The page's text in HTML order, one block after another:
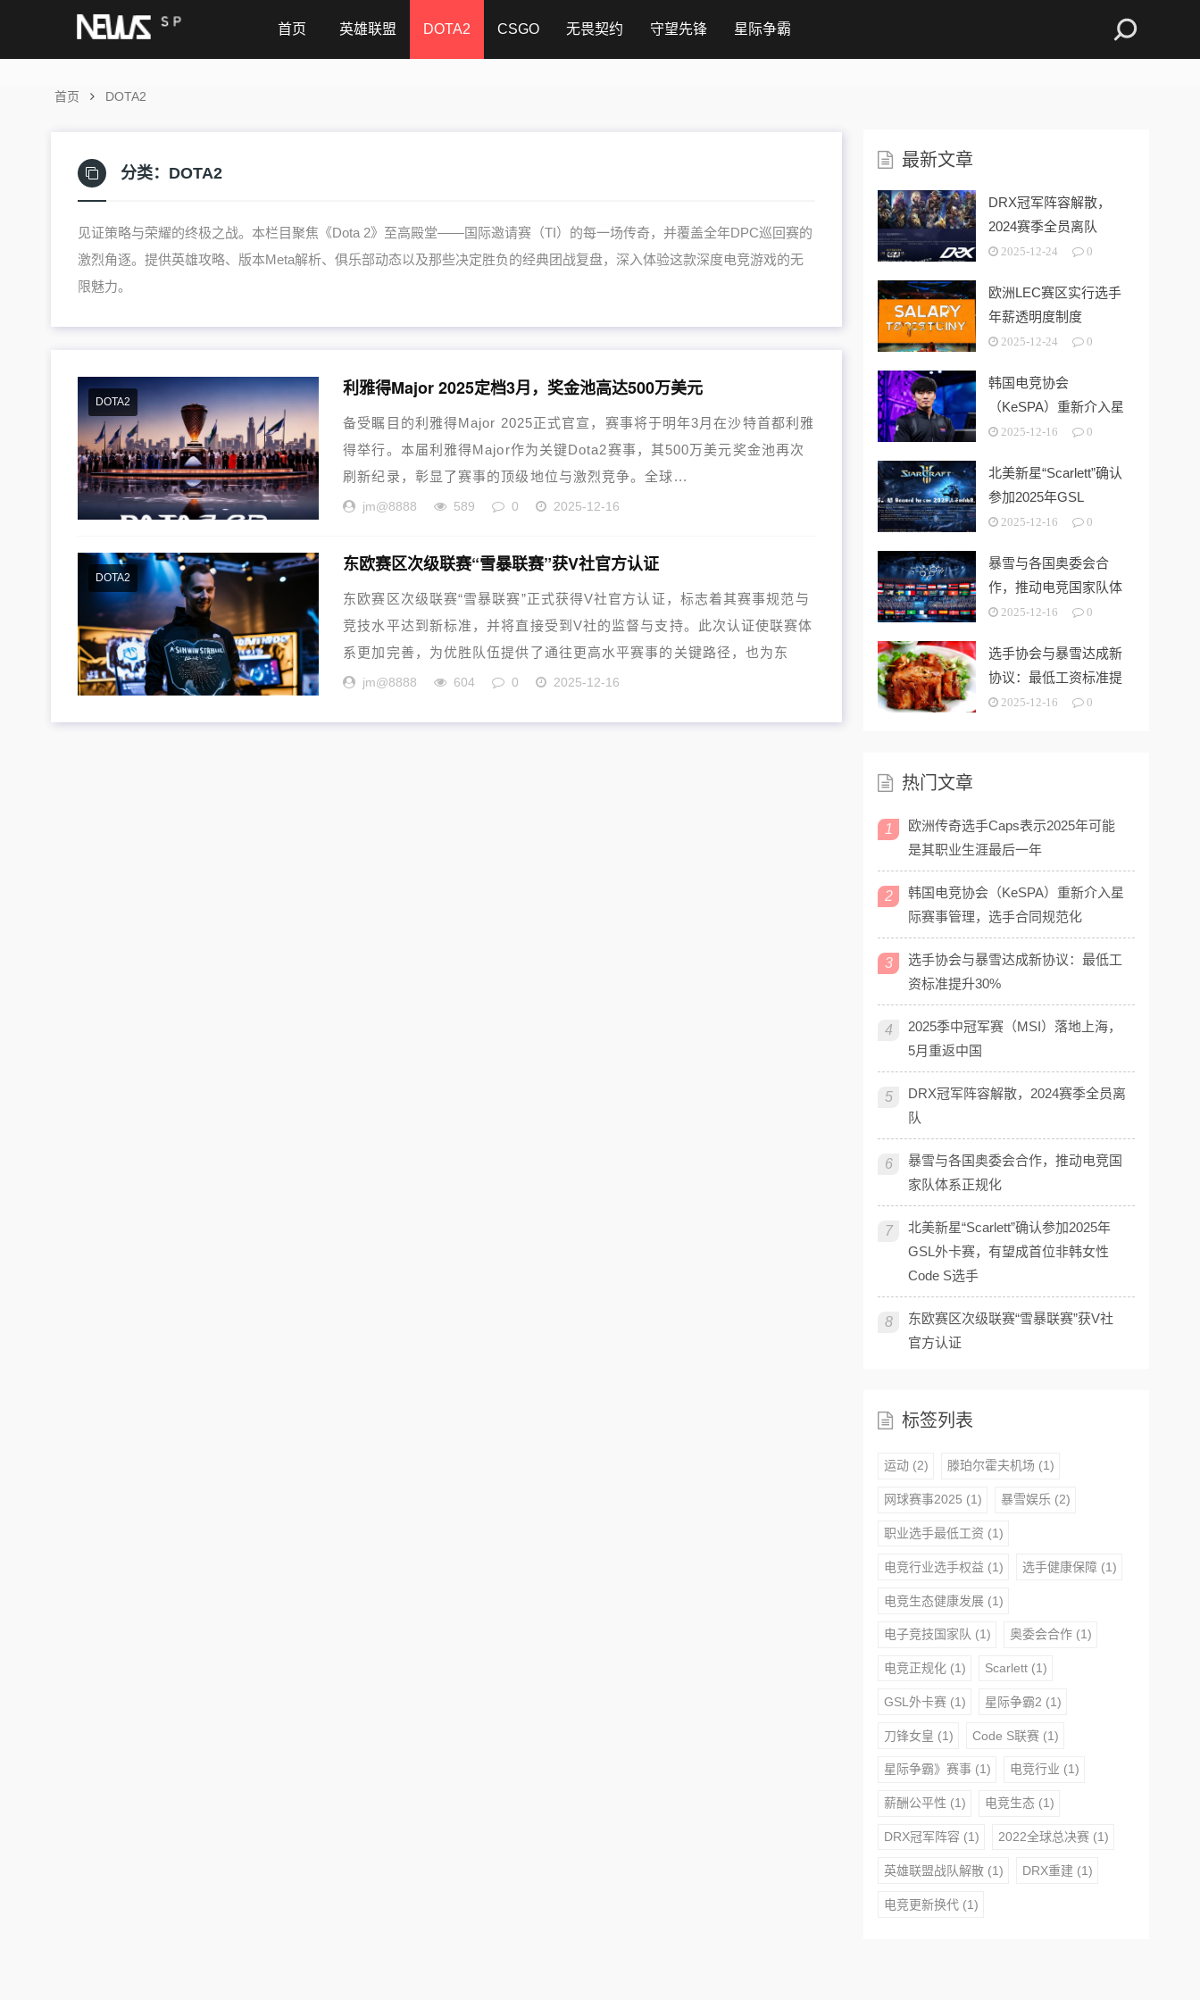
首页 英雄联盟 DOTA2 CSGO 无畏契约 守望先锋 星际争霸
首页 DOTA2
分类： DOTA2
见证策略与荣耀的终极之战。本栏目聚焦《Dota 2》至高殿堂——国际邀请赛（TI）的每一场传奇，并覆盖全年DPC巡回赛的
激烈角逐。提供英雄攻略、版本Meta解析、俱乐部动态以及那些决定胜负的经典团战复盘，深入体验这款深度电竞游戏的无
限魅力。
DOTA2
利雅得Major 2025定档3月，奖金池高达500万美元
备受瞩目的利雅得Major 2025正式官宣，赛事将于明年3月在沙特首都利雅
得举行。本届利雅得Major作为关键Dota2赛事，其500万美元奖金池再次
刷新纪录，彰显了赛事的顶级地位与激烈竞争。全球...
jm@8888 589 0 2025-12-16
DOTA2
东欧赛区次级联赛“雪暴联赛”获V社官方认证
东欧赛区次级联赛“雪暴联赛”正式获得V社官方认证，标志着其赛事规范与
竞技水平达到新标准，并将直接受到V社的监督与支持。此次认证使联赛体
系更加完善，为优胜队伍提供了通往更高水平赛事的关键路径，也为东
欧...jm@8888 604 0 2025-12-16
最新文章
DRX冠军阵容解散，
2024赛季全员离队
2025-12-24 0
欧洲LEC赛区实行选手
年薪透明度制度
2025-12-24 0
韩国电竞协会
（KeSPA）重新介入星
际赛事管理，选手
2025-12-16 0
北美新星“Scarlett”确认
参加2025年GSL
2025-12-16 0
暴雪与各国奥委会合
作，推动电竞国家队体
系正规化
2025-12-16 0
选手协会与暴雪达成新
协议：最低工资标准提
升30%
2025-12-16 0
热门文章
1
欧洲传奇选手Caps表示2025年可能
是其职业生涯最后一年
2
韩国电竞协会（KeSPA）重新介入星
际赛事管理，选手合同规范化
3
选手协会与暴雪达成新协议：最低工
资标准提升30%
4
2025季中冠军赛（MSI）落地上海，
5月重返中国
5
DRX冠军阵容解散，2024赛季全员离
队
6
暴雪与各国奥委会合作，推动电竞国
家队体系正规化
7
北美新星“Scarlett”确认参加2025年
GSL外卡赛，有望成首位非韩女性
Code S选手
8
东欧赛区次级联赛“雪暴联赛”获V社
官方认证
标签列表
运动(2) 滕珀尔霍夫机场 (1)
网球赛事2025 (1) 暴雪娱乐 (2)
职业选手最低工资 (1)
电竞行业选手权益 (1) 选手健康保障(1)
电竞生态健康发展(1)
电子竞技国家队 (1) 奥委会合作(1)
电竞正规化(1) Scarlett(1)
GSL外卡赛(1) 星际争霸2 (1)
刀锋女皇 (1) Code S联赛(1)
星际争霸》赛事(1) 电竞行业 (1)
薪酬公平性 (1) 电竞生态(1)
DRX冠军阵容 (1) 2022全球总决赛(1)
英雄联盟战队解散(1) DRX重建 (1)
电竞更新换代(1)